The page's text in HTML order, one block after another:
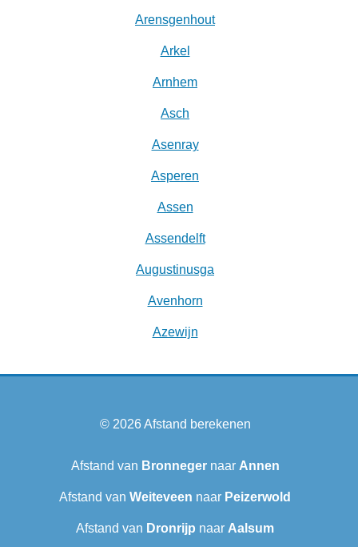
Arensgenhout
Arkel
Arnhem
Asch
Asenray
Asperen
Assen
Assendelft
Augustinusga
Avenhorn
Azewijn
© 2026Afstand berekenen
Afstand van Bronnegernaar Annen
Afstand van Weiteveen naar Peizerwold
Afstand van Dronrijp naar Aalsum